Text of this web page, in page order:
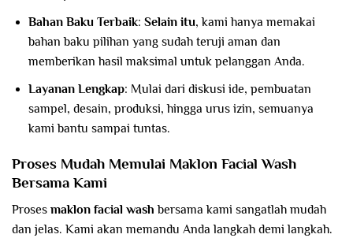
Bahan Baku Terbaik: Selain itu, kami hanya memakai
bahan baku pilihan yang sudah teruji aman dan
memberikan hasil maksimal untuk pelanggan Anda.
Layanan Lengkap: Mulai dari diskusi ide, pembuatan
sampel, desain, produksi, hingga urus izin, semuanya
kami bantu sampai tuntas.
Proses Mudah Memulai Maklon Facial Wash
Bersama Kami
Proses maklon facial wash bersama kami sangatlah mudah
dan jelas. Kami akan memandu Anda langkah demi langkah.